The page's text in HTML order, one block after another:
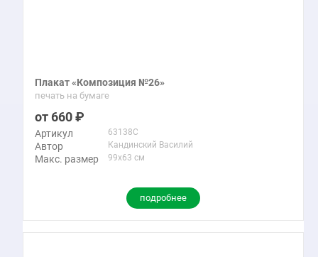
Плакат «Композиция №26»
печать на бумаге
660
Артикул 63138C
Автор Кандинский Василий
Макс. размер 99x63 см
подробнее